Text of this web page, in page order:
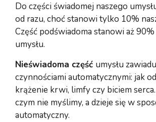
Do części świadomej naszego
od razu, choć stanowi tylko 10%
Część podświadoma stanowi aż
umysłu.
Nieświadoma część umysłu
czynnościami automatycznymi: jak
krążenie krwi, limfy czy biciem
czym nie myślimy, a dzieje się w
automatyczny.